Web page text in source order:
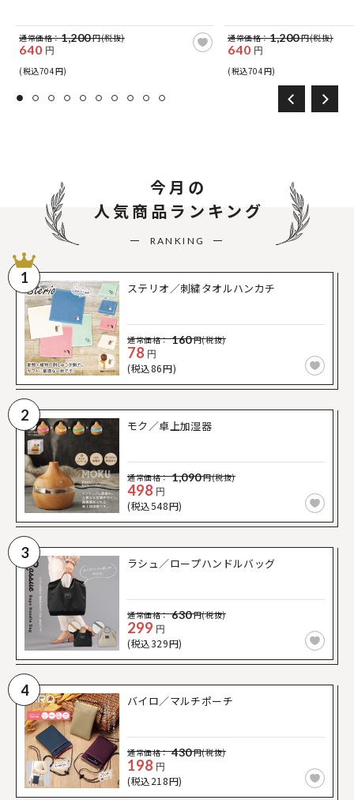
通常価格：1,200円(税抜)
640 円
(税込704円)
通常価格：1,200円(税抜)
640 円
(税込704円)
今月の
人気商品ランキング
RANKING
1
ステリオ／刺繍タオルハンカチ
通常価格： 160円(税抜)
78 円
(税込86円)
2
モク／卓上加湿器
通常価格： 1,090円(税抜)
498 円
(税込548円)
3
ラシュ／ロープハンドルバッグ
通常価格： 630円(税抜)
299 円
(税込329円)
4
バイロ／マルチポーチ
通常価格： 430円(税抜)
198 円
(税込218円)